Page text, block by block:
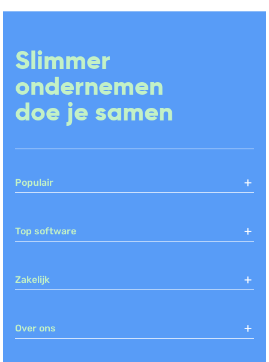
Slimmer
ondernemen
doe je samen
Populair
Top software
Zakelijk
Over ons